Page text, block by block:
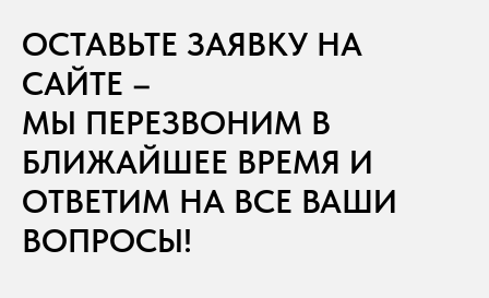
ОСТАВЬТЕ ЗАЯВКУ НА
САЙТЕ –
МЫ ПЕРЕЗВОНИМ В
БЛИЖАЙШЕЕ ВРЕМЯ И
ОТВЕТИМ НА ВСЕ ВАШИ
ВОПРОСЫ!